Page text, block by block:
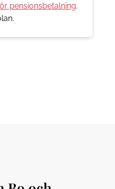
pensionsbetalning.